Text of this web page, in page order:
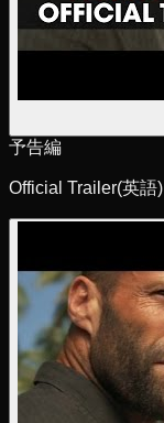
予告編
Official Trailer(英語)